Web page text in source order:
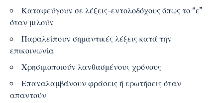
Καταφεύγουν σε λέξεις-εντολοδόχους όπως το “ε”
όταν μιλούν
Παραλείπουν σημαντικές λέξεις κατά την
επικοινωνία
Χρησιμοποιούν λανθασμένους χρόνους
Επαναλαμβάνουν φράσεις ή ερωτήσεις όταν
απαντούν